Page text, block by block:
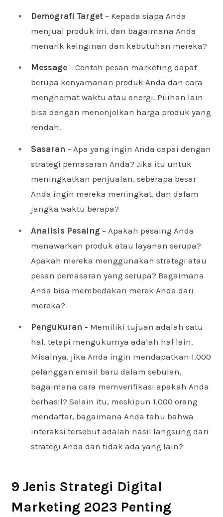
Demografi Target – Kepada siapa Anda
menjual produk ini, dan bagaimana Anda
menarik keinginan dan kebutuhan mereka?
Message – Contoh pesan marketing dapat
berupa kenyamanan produk Anda dan cara
menghemat waktu atau energi. Pilihan lain
bisa dengan menonjolkan harga produk yang
rendah.
Sasaran – Apa yang ingin Anda capai dengan
strategi pemasaran Anda? Jika itu untuk
meningkatkan penjualan, seberapa besar
Anda ingin mereka meningkat, dan dalam
jangka waktu berapa?
Analisis Pesaing – Apakah pesaing Anda
menawarkan produk atau layanan serupa?
Apakah mereka menggunakan strategi atau
pesan pemasaran yang serupa? Bagaimana
Anda bisa membedakan merek Anda dari
mereka?
Pengukuran – Memiliki tujuan adalah satu
hal, tetapi mengukurnya adalah hal lain.
Misalnya, jika Anda ingin mendapatkan 1.000
pelanggan email baru dalam sebulan,
bagaimana cara memverifikasi apakah Anda
berhasil? Selain itu, meskipun 1.000 orang
mendaftar, bagaimana Anda tahu bahwa
interaksi tersebut adalah hasil langsung dari
strategi Anda dan tidak ada yang lain?
9 Jenis Strategi Digital
Marketing 2023 Penting